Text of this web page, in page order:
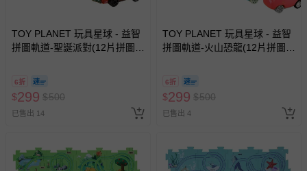
TOY PLANET 玩具星球 - 益智
拼圖軌道-聖誕派對(12片拼圖
6折
$299 $500
已售出 14
TOY PLANET 玩具星球 - 益智
拼圖軌道-火山恐龍(12片拼圖
6折
$299 $500
已售出 4